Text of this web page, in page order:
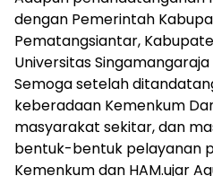
dengan Pemerintah
Pematangsiantar,
Universitas
Semoga setelah
keberadaan Kemenkum
masyarakat sekitar, dan
bentuk-bentuk pelayanan
Kemenkum dan HAM.ujar